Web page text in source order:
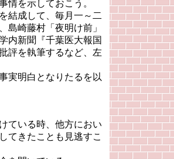
を示しておこう。
結成して、毎月一～二
島崎藤村「夜明け前」
内新聞『千葉医大報国
評を執筆するなど、左
実明白となりたるを以
ている時、他方におい
てきたことも見逃すこ